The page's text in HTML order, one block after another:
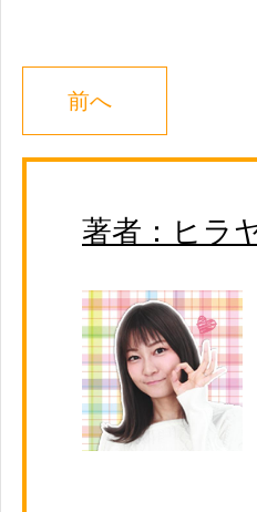
前へ
著者：ヒラ